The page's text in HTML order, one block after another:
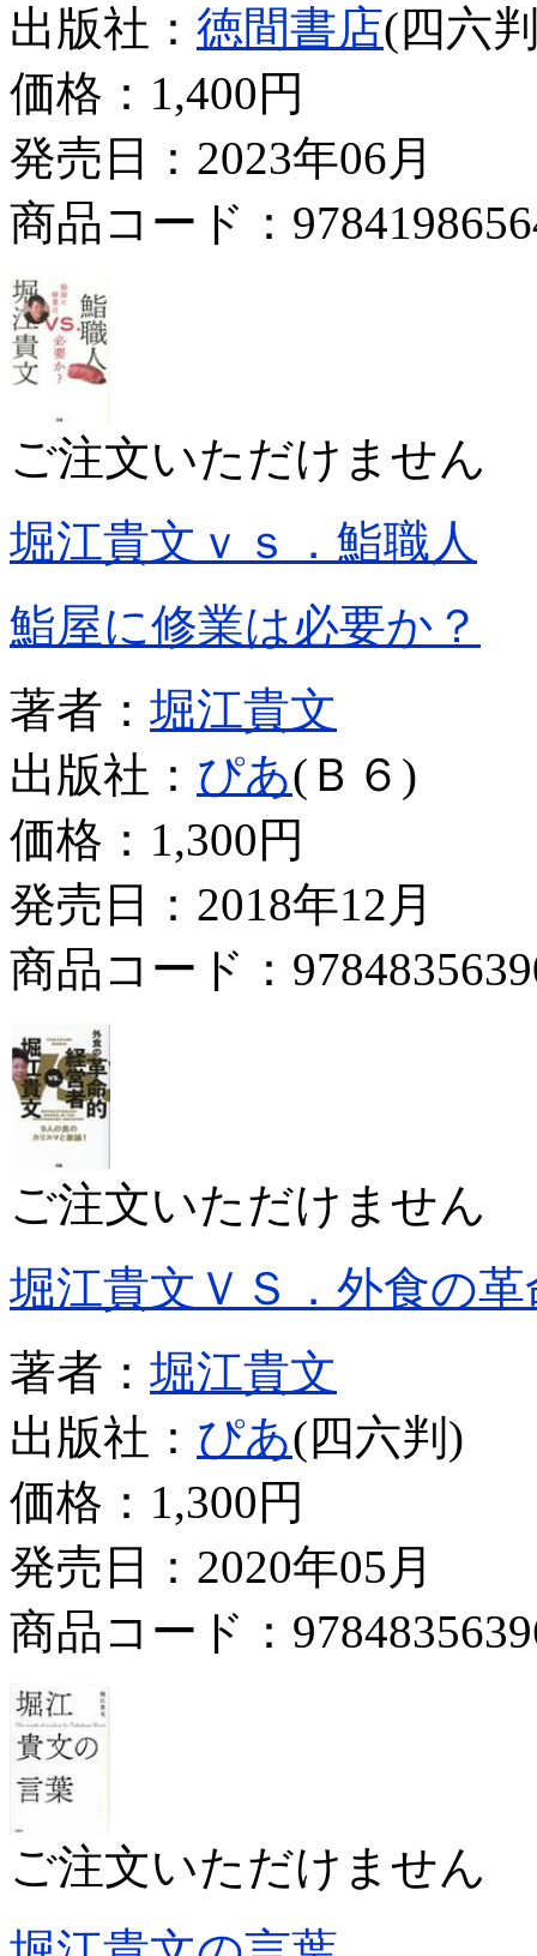
出版社： 徳間書店(四六
価格： 1,400円
発売日：2023年06月
商品コード：
ご注文いただけません
堀江貴文ｖｓ．鮨職人
鮨屋に修業は必要か？
著者： 堀江貴文
出版社： ぴあ(Ｂ６)
価格： 1,300円
発売日：2018年12月
商品コード：
ご注文いただけません
堀江貴文ＶＳ．外食の
著者： 堀江貴文
出版社： ぴあ(四六判)
価格： 1,300円
発売日：2020年05月
商品コード：
ご注文いただけません